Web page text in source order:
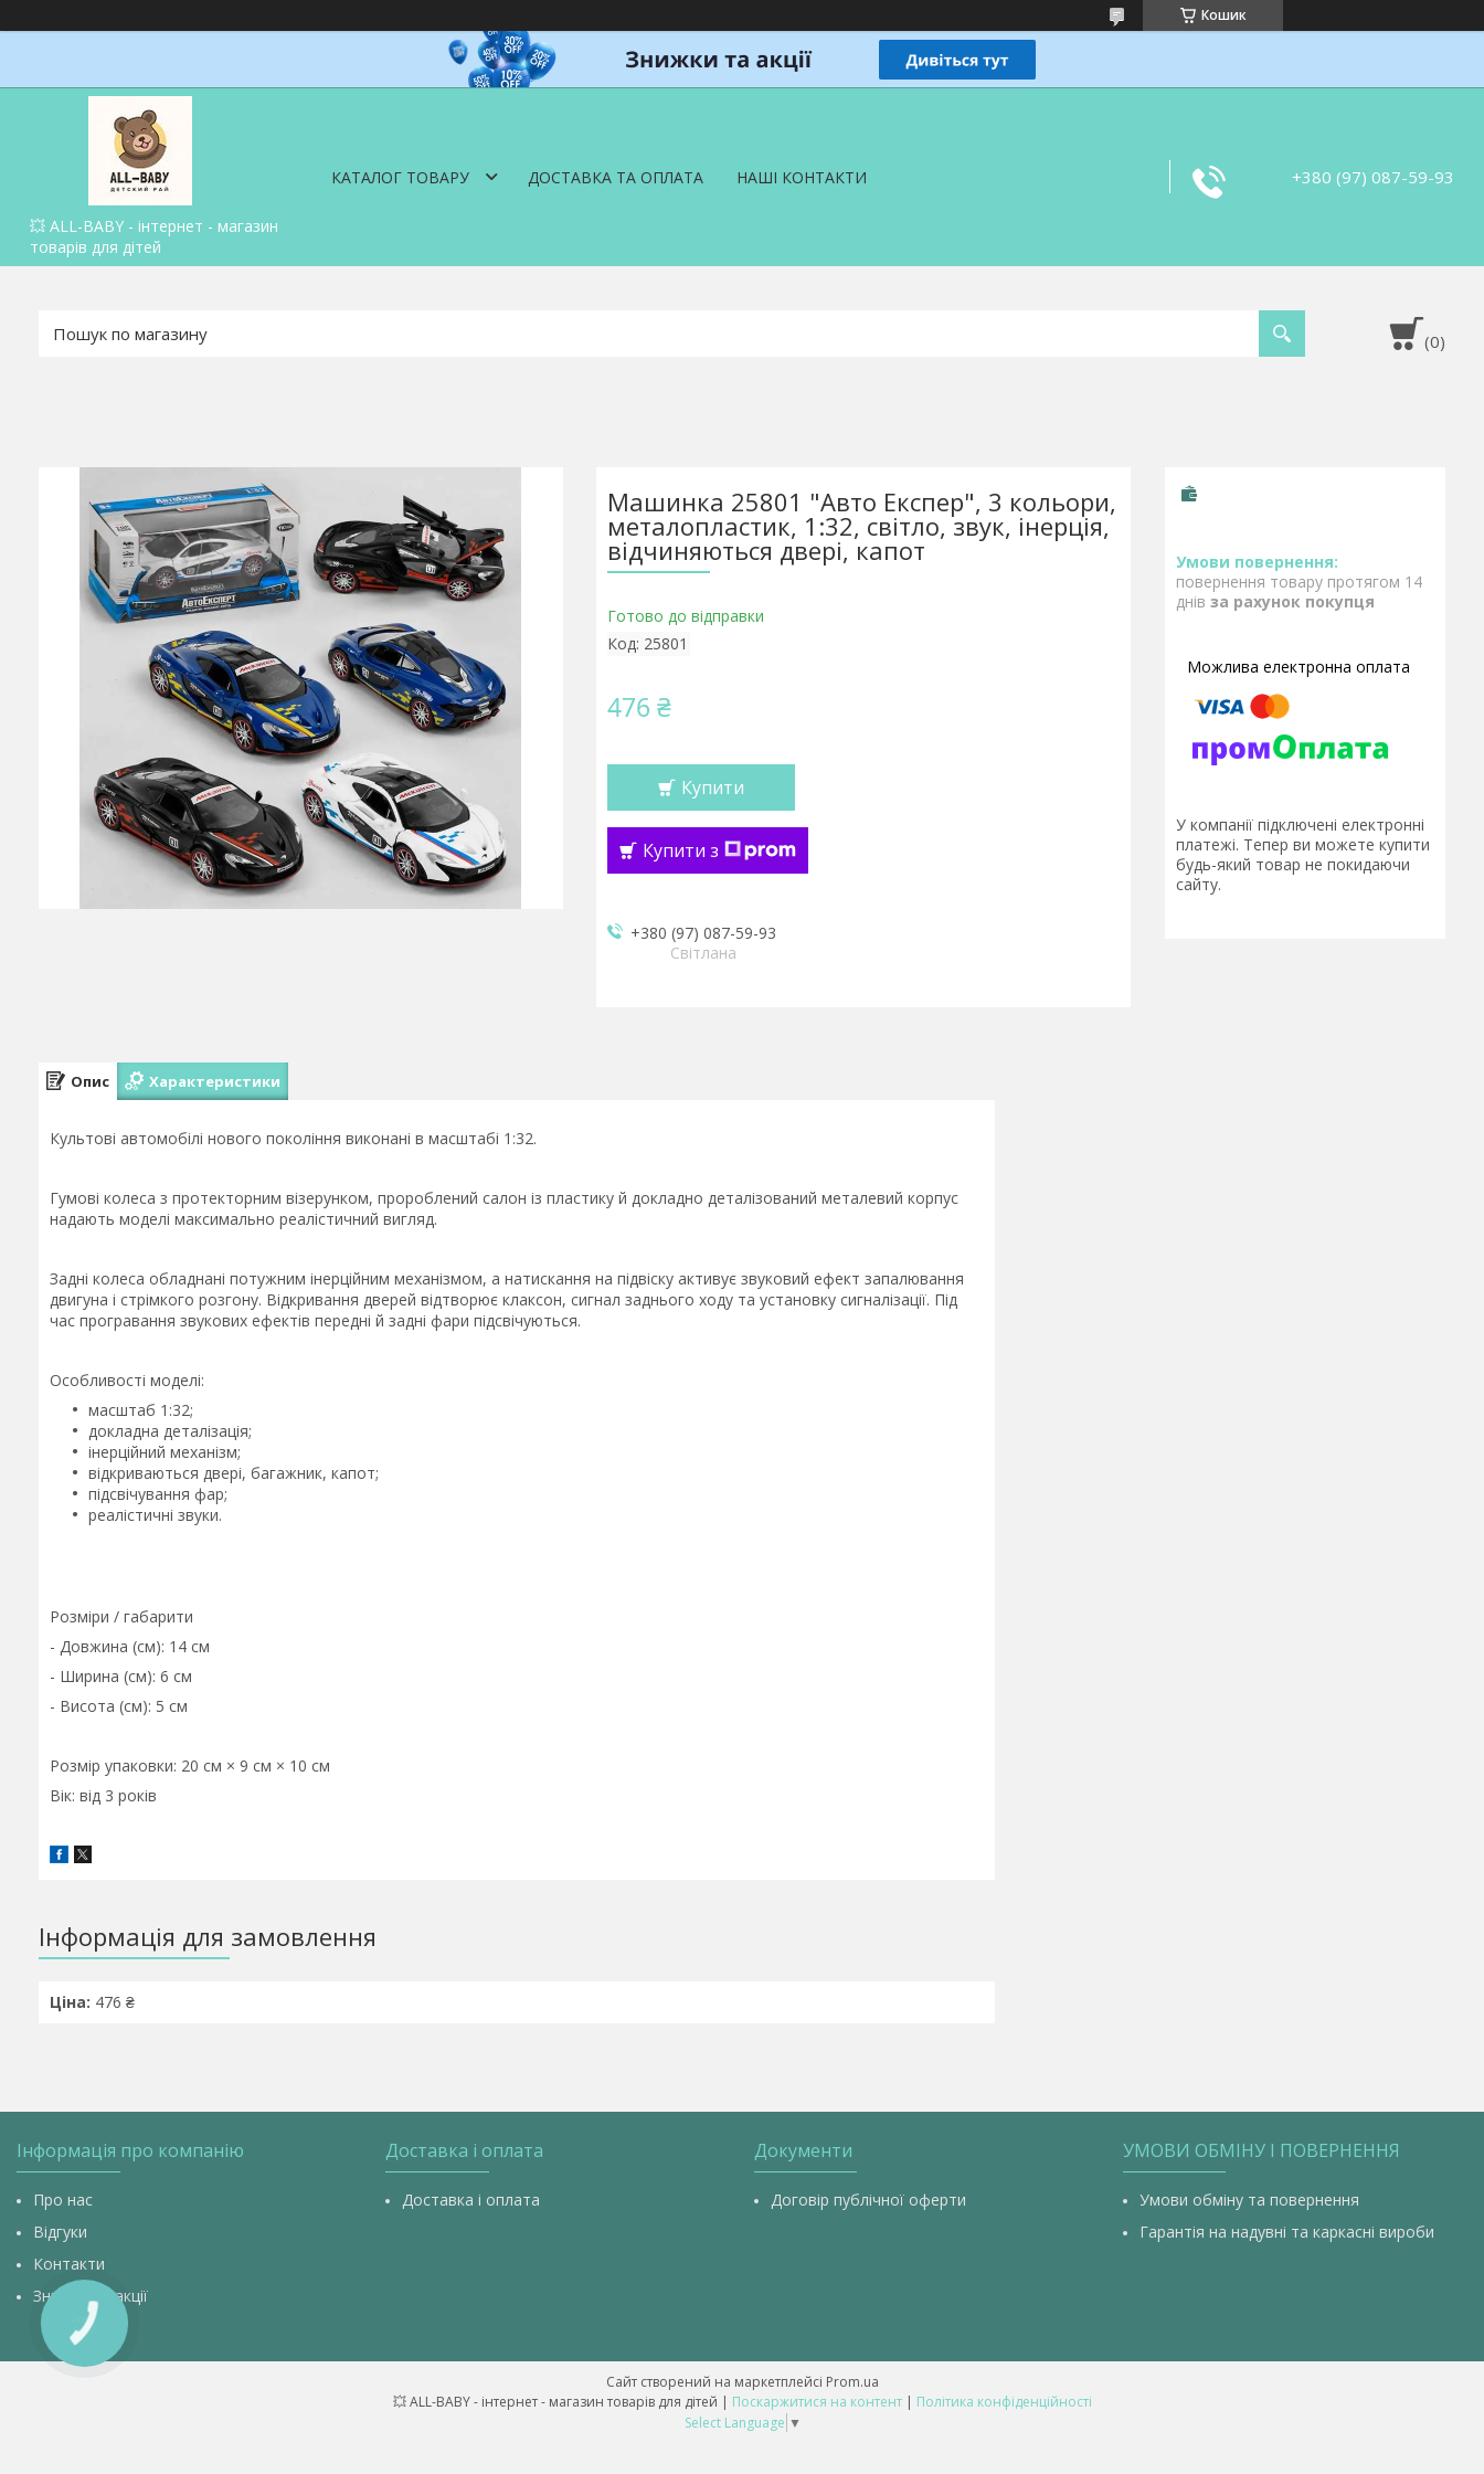
Кошик
💥 ALL-BABY - інтернет - магазин
товарів для дітей
КАТАЛОГ ТОВАРУ ДОСТАВКА ТА ОПЛАТА НАШІ КОНТАКТИ +380 (97) 087-59-93
Машинка 25801 "Авто Експер", 3 кольори,
металопластик, 1:32, світло, звук, інерція,
відчиняються двері, капот
Готово до відправки
Код: 25801
476 ₴
Купити
Купити з
+380 (97) 087-59-93
Світлана
повернення товару протягом 14
днів за рахунок покупця
У компанії підключені електронні
платежі. Тепер ви можете купити
будь-який товар не покидаючи
сайту.
Опис Характеристики
Культові автомобілі нового покоління виконані в масштабі 1:32.
Гумові колеса з протекторним візерунком, пророблений салон із пластику й докладно деталізований металевий корпус
надають моделі максимально реалістичний вигляд.
Задні колеса обладнані потужним інерційним механізмом, а натискання на підвіску активує звуковий ефект запалювання
двигуна і стрімкого розгону. Відкривання дверей відтворює клаксон, сигнал заднього ходу та установку сигналізації. Під
час програвання звукових ефектів передні й задні фари підсвічуються.
Особливості моделі:
масштаб 1:32;
докладна деталізація;
інерційний механізм;
відкриваються двері, багажник, капот;
підсвічування фар;
реалістичні звуки.
Розміри / габарити
- Довжина (см): 14 см
- Ширина (см): 6 см
- Висота (см): 5 см
Розмір упаковки: 20 см × 9 см × 10 см
Вік: від 3 років
Інформація для замовлення
Ціна: 476 ₴
Інформація про компанію
Про нас
Відгуки
Контакти
Знижки та акції
Доставка і оплата
Доставка і оплата
Документи
Договір публічної оферти
УМОВИ ОБМІНУ І ПОВЕРНЕННЯ
Умови обміну та повернення
Гарантія на надувні та каркасні вироби
Сайт створений на маркетплейсі Prom.ua
💥 ALL-BABY - інтернет - магазин товарів для дітей | Поскаржитися на контент | Політика конфіденційності
Select Language ▼
КНОПКА
ЗВ'ЯЗКУ